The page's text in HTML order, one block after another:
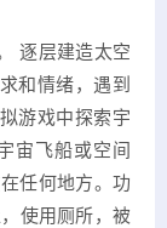
逐层建造太空
和情绪，遇到
游戏中探索宇
宙飞船或空间
任何地方。功
使用厕所，被